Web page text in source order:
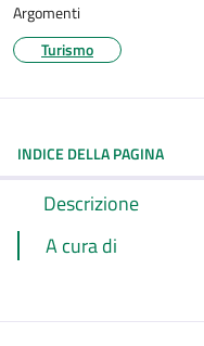
Argomenti
Turismo
INDICE DELLA PAGINA
Descrizione
A cura di